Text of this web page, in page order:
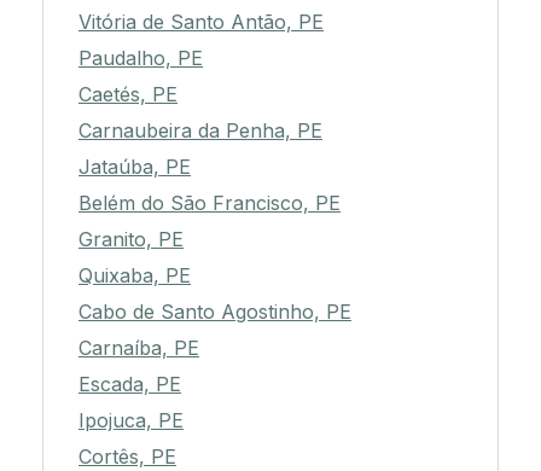
Vitória de Santo Antão, PE
Paudalho, PE
Caetés, PE
Carnaubeira da Penha, PE
Jataúba, PE
Belém do São Francisco, PE
Granito, PE
Quixaba, PE
Cabo de Santo Agostinho, PE
Carnaíba, PE
Escada, PE
Ipojuca, PE
Cortês, PE